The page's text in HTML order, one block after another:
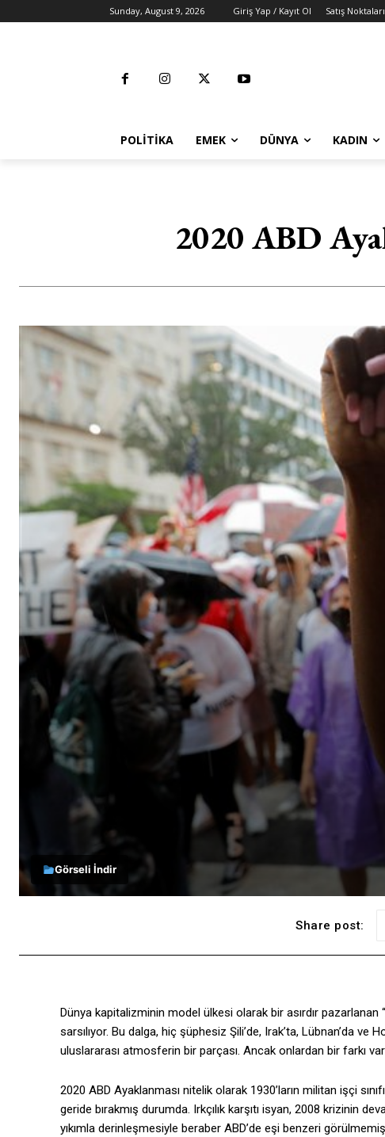
Sunday, August 9, 2026 Giriş Yap / Kayıt Ol Satış Noktaları
POLITIKA EMEK DÜNYA KADIN
2020 ABD
Görseli İndir
Share post:
Dünya kapitalizminin model ülkesi olarak bir asırdır
sarsılıyor. Bu dalga, hiç şüphesiz Şili’de, Irak’ta, Lübnan’da
uluslararası atmosferin bir parçası. Ancak onlardan bir farkı
2020 ABD Ayaklanması nitelik olarak 1930’ların militan işçi
geride bırakmış durumda. Irkçılık karşıtı isyan, 2008 krizinin
yıkımla derinleşmesiyle beraber ABD’de eşi benzeri